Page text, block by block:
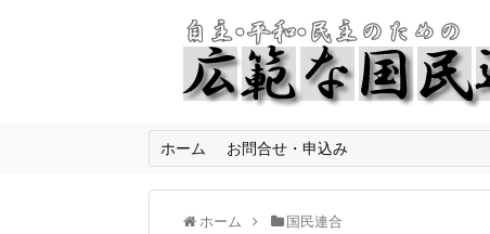
ホーム お問合せ・申込み
ホーム 国民連合